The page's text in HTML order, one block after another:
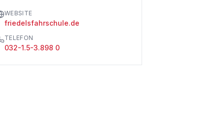
WEBSITE
friedelsfahrschule.de
TELEFON
032-1.5-3.898 0